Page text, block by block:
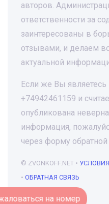
авторов.
ответственности за
заинтересованы в
отзывами, и делаем
актуальной
Если же Вы
+74942461159 и
опубликована
информация,
через форму обратной
© ZVONKOFF.NET •
• ОБРАТНАЯ СВЯЗЬ
Пожаловаться на номер